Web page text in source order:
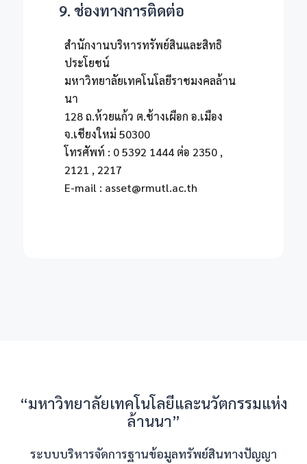
9. ช่องทางการติดต่อ
สำนักงานบริหารทรัพย์สินและสิทธิ
ประโยชน์
มหาวิทยาลัยเทคโนโลยีราชมงคลล้าน
นา
128 ถ.ห้วยแก้ว ต.ช้างเผือก อ.เมือง
จ.เชียงใหม่ 50300
โทรศัพท์ : 0 5392 1444 ต่อ 2350 ,
2121 , 2217
E-mail : asset@rmutl.ac.th
“มหาวิทยาลัยเทคโนโลยีและนวัตกรรมแห่ง
ล้านนา”
ระบบบริหารจัดการฐานข้อมูลทรัพย์สินทางปัญญา